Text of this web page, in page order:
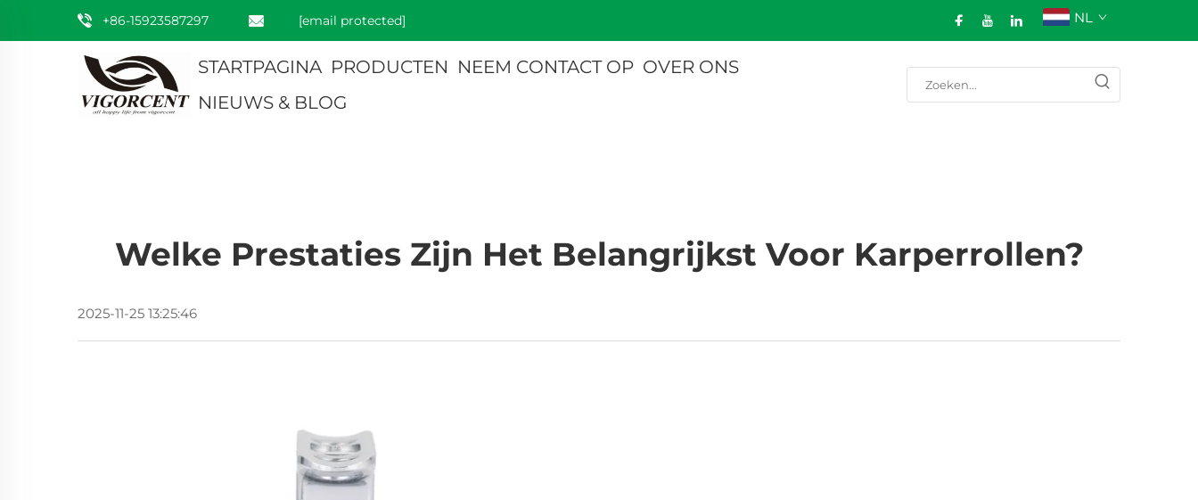
+86-15923587297 [email protected] NL
STARTPAGINA PRODUCTEN NEEM CONTACT OP OVER ONS
NIEUWS & BLOG
Welke Prestaties Zijn Het Belangrijkst Voor Karperrollen?
2025-11-25 13:25:46